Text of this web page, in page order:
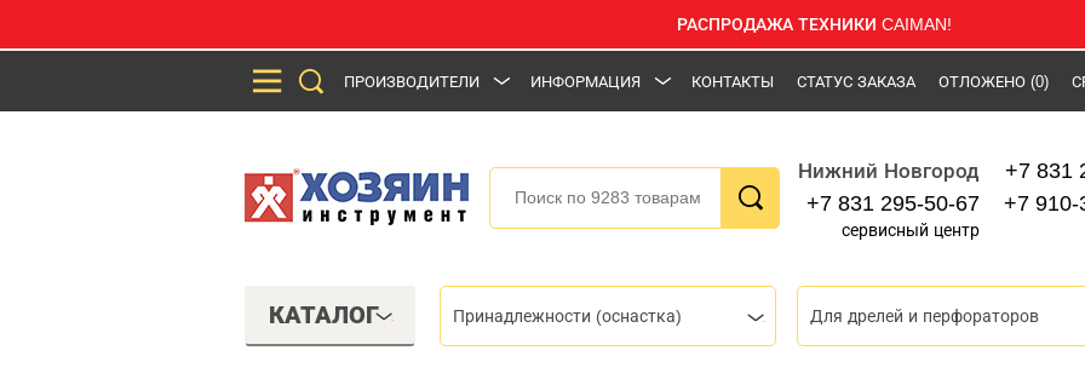
РАСПРОДАЖА ТЕХНИКИ CAIMAN!
ПРОИЗВОДИТЕЛИ ИНФОРМАЦИЯ КОНТАКТЫ СТАТУС ЗАКАЗА ОТЛОЖЕНО (0)
Нижний Новгород
+7 831 295-50-67
сервисный центр
+7 831
+7 910-
КАТАЛОГ Принадлежности (оснастка) Для дрелей и перфораторов